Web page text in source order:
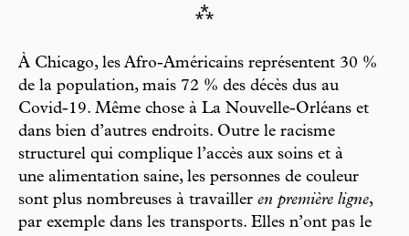
⁂
À Chicago, les Afro-Américains représentent 30 %
de la population, mais 72 % des décès dus au
Covid-19. Même chose à La Nouvelle-Orléans et
dans bien d’autres endroits. Outre le racisme
structurel qui complique l’accès aux soins et à
une alimentation saine, les personnes de couleur
sont plus nombreuses à travailler en première ligne,
par exemple dans les transports. Elles n’ont pas le